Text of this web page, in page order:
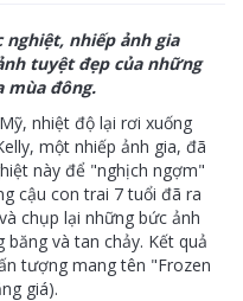
nhiếp ảnh gia
tuyệt đẹp của những
mùa đông.
nhiệt độ lại rơi xuống
một nhiếp ảnh gia, đã
này để "nghịch ngợm"
cậu con trai 7 tuổi đã ra
chụp lại những bức ảnh
và tan chảy. Kết quả
tượng mang tên "Frozen
giá).